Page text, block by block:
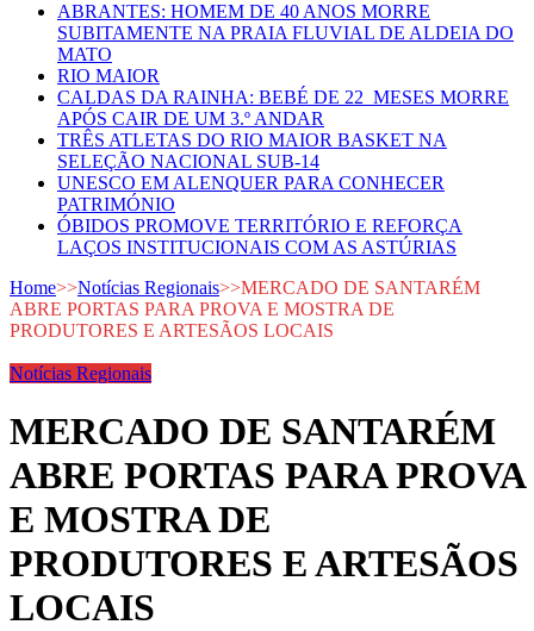
ABRANTES: HOMEM DE 40 ANOS MORRE
SUBITAMENTE NA PRAIA FLUVIAL DE ALDEIA DO
MATO
RIO MAIOR
CALDAS DA RAINHA: BEBÉ DE 22 MESES MORRE
APÓS CAIR DE UM 3.º ANDAR
TRÊS ATLETAS DO RIO MAIOR BASKET NA
SELEÇÃO NACIONAL SUB-14
UNESCO EM ALENQUER PARA CONHECER
PATRIMÓNIO
ÓBIDOS PROMOVE TERRITÓRIO E REFORÇA
LAÇOS INSTITUCIONAIS COM AS ASTÚRIAS
Home>>Notícias Regionais>>MERCADO DE SANTARÉM
ABRE PORTAS PARA PROVA E MOSTRA DE
PRODUTORES E ARTESÃOS LOCAIS
Notícias Regionais
MERCADO DE SANTARÉM
ABRE PORTAS PARA PROVA
E MOSTRA DE
PRODUTORES E ARTESÃOS
LOCAIS